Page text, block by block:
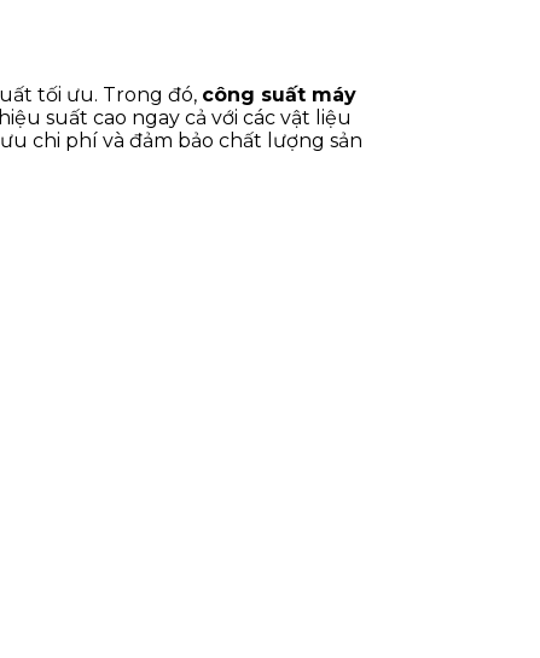
tối ưu. Trong đó, công suất máy
suất cao ngay cả với các vật liệu
chi phí và đảm bảo chất lượng sản